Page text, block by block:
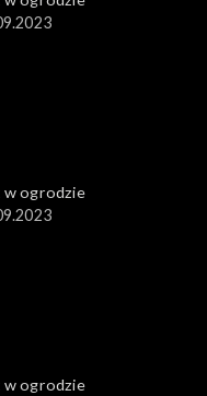
w ogrodzie
w ogrodzie